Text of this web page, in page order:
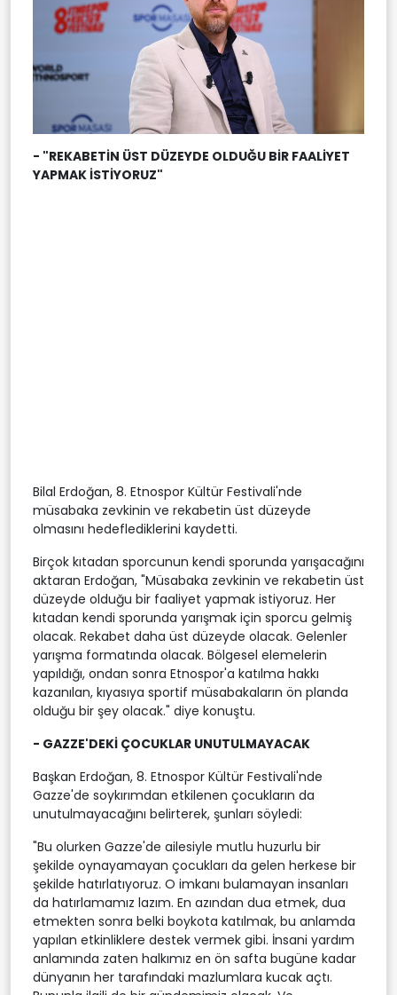
- "REKABETİN ÜST DÜZEYDE OLDUĞU BİR FAALİYET
YAPMAK İSTİYORUZ"
Bilal Erdoğan, 8. Etnospor Kültür Festivali'nde
müsabaka zevkinin ve rekabetin üst düzeyde
olmasını hedeflediklerini kaydetti.
Birçok kıtadan sporcunun kendi sporunda yarışacağını
aktaran Erdoğan, "Müsabaka zevkinin ve rekabetin üst
düzeyde olduğu bir faaliyet yapmak istiyoruz. Her
kıtadan kendi sporunda yarışmak için sporcu gelmiş
olacak. Rekabet daha üst düzeyde olacak. Gelenler
yarışma formatında olacak. Bölgesel elemelerin
yapıldığı, ondan sonra Etnospor'a katılma hakkı
kazanılan, kıyasıya sportif müsabakaların ön planda
olduğu bir şey olacak." diye konuştu.
- GAZZE'DEKİ ÇOCUKLAR UNUTULMAYACAK
Başkan Erdoğan, 8. Etnospor Kültür Festivali'nde
Gazze'de soykırımdan etkilenen çocukların da
unutulmayacağını belirterek, şunları söyledi:
"Bu olurken Gazze'de ailesiyle mutlu huzurlu bir
şekilde oynayamayan çocukları da gelen herkese bir
şekilde hatırlatıyoruz. O imkanı bulamayan insanları
da hatırlamamız lazım. En azından dua etmek, dua
etmekten sonra belki boykota katılmak, bu anlamda
yapılan etkinliklere destek vermek gibi. İnsani yardım
anlamında zaten halkımız en ön safta bugüne kadar
dünyanın her tarafındaki mazlumlara kucak açtı.